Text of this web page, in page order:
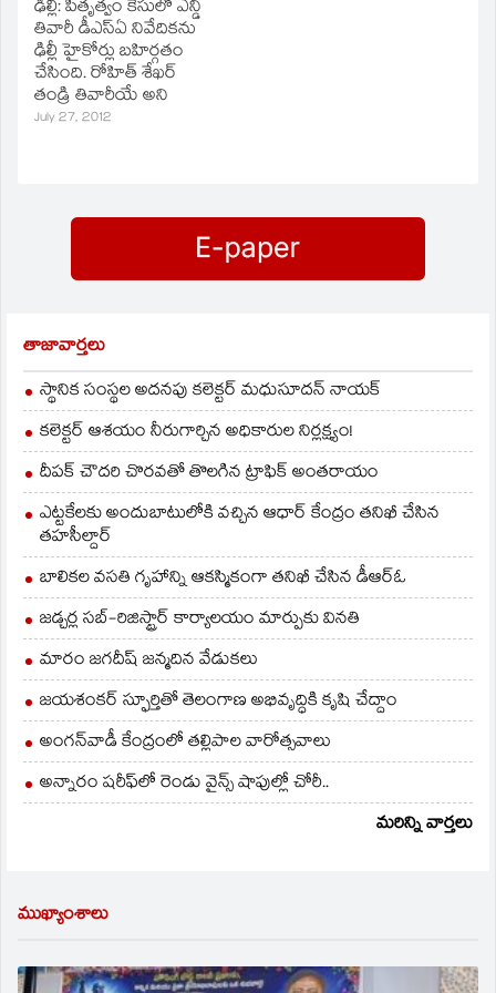
పిటిషన్‌ దాఖలు చేయడం..
సుదీర్ఘకాలం విచారణ
కొనసాగడం తెలిసిందే.
శుక్రవారంనాడు తుది తీర్పు
వెలువడింది. తీర్పు
వెలువడిన వెంటనే రోహిత్‌
ఢిల్లీ: పితృత్వం కేసులో ఎన్డీ
తివారీ డీఎస్‌ఏ నివేదికను
ఢిల్లీ హైకోర్లు బహిర్గతం
చేసింది. రోహిత్‌ శేఖర్‌
తండ్రి తివారీయే అని
నిర్థారణ కావడం
పెట్టారు.
July 27, 2012
తాజావార్తలు
స్థానిక సంస్థల అదనపు కలెక్టర్ మధుసూదన్ నాయక్
కలెక్టర్ ఆశయం నీరుగార్చిన అధికారుల నిర్లక్ష్యం!
దీపక్ చౌదరి చొరవతో తొలగిన ట్రాఫిక్‌ అంతరాయం
ఎట్టకేలకు అందుబాటులోకి వచ్చిన ఆధార్ కేంద్రం తనిఖీ చేసిన
తహసీల్దార్
బాలికల వసతి గృహాన్ని ఆకస్మికంగా తనిఖీ చేసిన డీఆర్ఓ
జడ్చర్ల సబ్-రిజిస్ట్రార్ కార్యాలయం మార్పుకు వినతి
మారం జగదీష్ జన్మదిన వేడుకలు
జయశంకర్ స్ఫూర్తితో తెలంగాణ అభివృద్ధికి కృషి చేద్దాం
అంగన్‌వాడీ కేంద్రంలో తల్లిపాల వారోత్సవాలు
అన్నారం షరీఫ్‌లో రెండు వైన్స్ షాపుల్లో చోరీ..
మరిన్ని వార్తలు
ముఖ్యాంశాలు